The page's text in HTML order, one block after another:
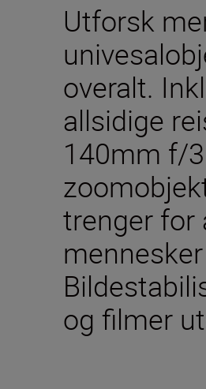
Utforsk
overalt.
allsidige
140mm f/
trenger for
og filmer